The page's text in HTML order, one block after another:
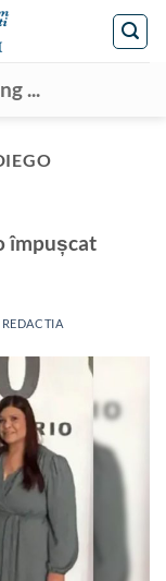
...
împușcat
REDACTIA